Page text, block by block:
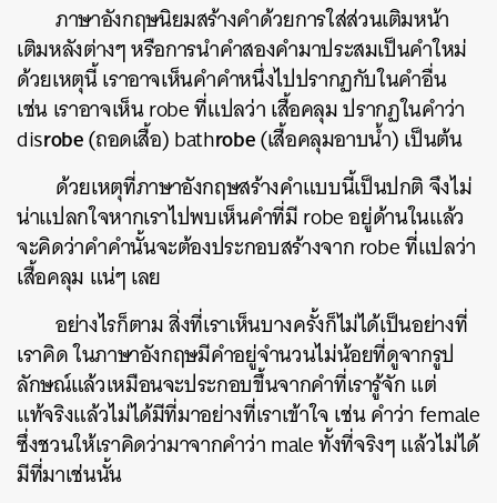
ภาษาอังกฤษนิยมสร้างคำด้วยการใส่ส่วนเติมหน้า
เติมหลังต่างๆ หรือการนำคำสองคำมาประสมเป็นคำใหม่
ด้วยเหตุนี้ เราอาจเห็นคำคำหนึ่งไปปรากฏกับในคำอื่น
เช่น เราอาจเห็น robe ที่แปลว่า เสื้อคลุม ปรากฏในคำว่า
disrobe(ถอดเสื้อ) bathrobe(เสื้อคลุมอาบน้ำ) เป็นต้น
ด้วยเหตุที่ภาษาอังกฤษสร้างคำแบบนี้เป็นปกติ จึงไม่
น่าแปลกใจหากเราไปพบเห็นคำที่มี robe อยู่ด้านในแล้ว
จะคิดว่าคำคำนั้นจะต้องประกอบสร้างจาก robe ที่แปลว่า
เสื้อคลุม แน่ๆ เลย
อย่างไรก็ตาม สิ่งที่เราเห็นบางครั้งก็ไม่ได้เป็นอย่างที่
เราคิด ในภาษาอังกฤษมีคำอยู่จำนวนไม่น้อยที่ดูจากรูป
ลักษณ์แล้วเหมือนจะประกอบขึ้นจากคำที่เรารู้จัก แต่
แท้จริงแล้วไม่ได้มีที่มาอย่างที่เราเข้าใจ เช่น คำว่า female
ซึ่งชวนให้เราคิดว่ามาจากคำว่า male ทั้งที่จริงๆ แล้วไม่ได้
มีที่มาเช่นนั้น